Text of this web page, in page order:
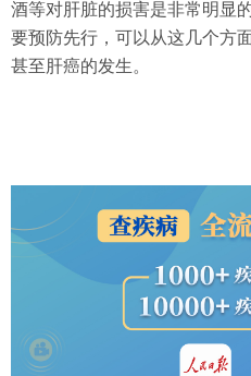
酒等对肝脏的损害是非常明显
要预防先行，可以从这几个方
甚至肝癌的发生。